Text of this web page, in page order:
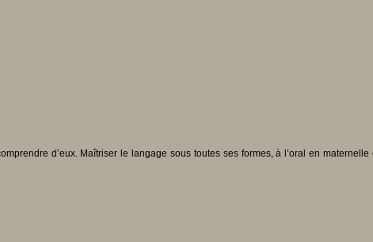
d’eux. Maîtriser le langage sous toutes ses formes, à l’oral en